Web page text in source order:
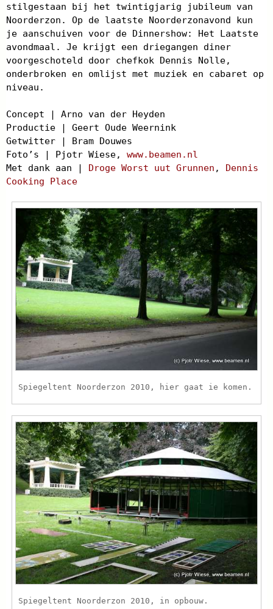
stilgestaan bij het twintigjarig jubileum van
Noorderzon. Op de laatste Noorderzonavond kun
je aanschuiven voor de Dinnershow: Het Laatste
avondmaal. Je krijgt een driegangen diner
voorgeschoteld door chefkok Dennis Nolle,
onderbroken en omlijst met muziek en cabaret op
niveau.
Concept | Arno van der Heyden
Productie | Geert Oude Weernink
Getwitter | Bram Douwes
Foto’s | Pjotr Wiese, www.beamen.nl
Met dank aan | Droge Worst uut Grunnen , Dennis
Cooking Place
Spiegeltent Noorderzon 2010, hier gaat ie komen.
Spiegeltent Noorderzon 2010, in opbouw.